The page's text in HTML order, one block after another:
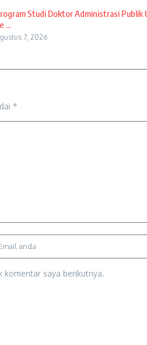
Studi Doktor Administrasi Publik
...
7, 2026
*
komentar saya berikutnya.